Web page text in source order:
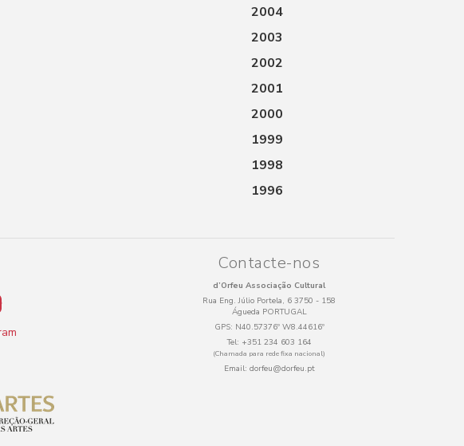
2004
2003
2002
2001
2000
1999
1998
1996
Contacte-nos
d’Orfeu Associação Cultural
Rua Eng. Júlio Portela, 6 3750 - 158
Águeda PORTUGAL
GPS: N40.57376º W8.44616º
Tel: +351 234 603 164
(Chamada para rede fixa nacional)
Email: dorfeu@dorfeu.pt